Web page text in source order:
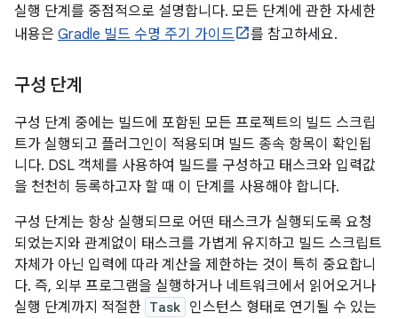
실행 단계를 중점적으로 설명합니다. 모든 단계에 관한 자세한
내용은 Gradle 빌드 수명 주기 가이드 를 참고하세요.
구성 단계
구성 단계 중에는 빌드에 포함된 모든 프로젝트의 빌드 스크립
트가 실행되고 플러그인이 적용되며 빌드 종속 항목이 확인됩
니다. DSL 객체를 사용하여 빌드를 구성하고 태스크와 입력값
을 천천히 등록하고자 할 때 이 단계를 사용해야 합니다.
구성 단계는 항상 실행되므로 어떤 태스크가 실행되도록 요청
되었는지와 관계없이 태스크를 가볍게 유지하고 빌드 스크립트
자체가 아닌 입력에 따라 계산을 제한하는 것이 특히 중요합니
다. 즉, 외부 프로그램을 실행하거나 네트워크에서 읽어오거나
실행 단계까지 적절한 Task 인스턴스 형태로 연기될 수 있는